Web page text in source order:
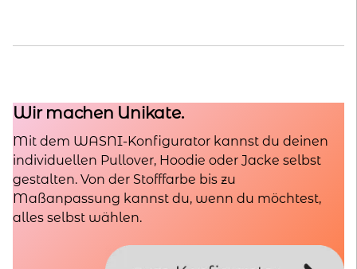
Wir machen Unikate.
Mit dem WASNI-Konfigurator kannst du deinen
individuellen Pullover, Hoodie oder Jacke selbst
gestalten. Von der Stofffarbe bis zu
Maßanpassung kannst du, wenn du möchtest,
alles selbst wählen.